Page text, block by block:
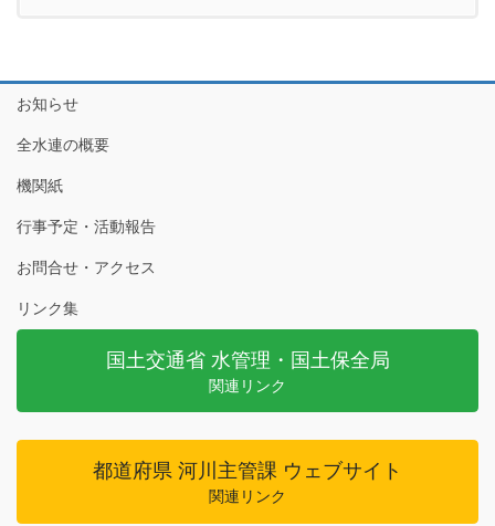
お知らせ
全水連の概要
機関紙
行事予定・活動報告
お問合せ・アクセス
リンク集
国土交通省 水管理・国土保全局
関連リンク
都道府県 河川主管課 ウェブサイト
関連リンク